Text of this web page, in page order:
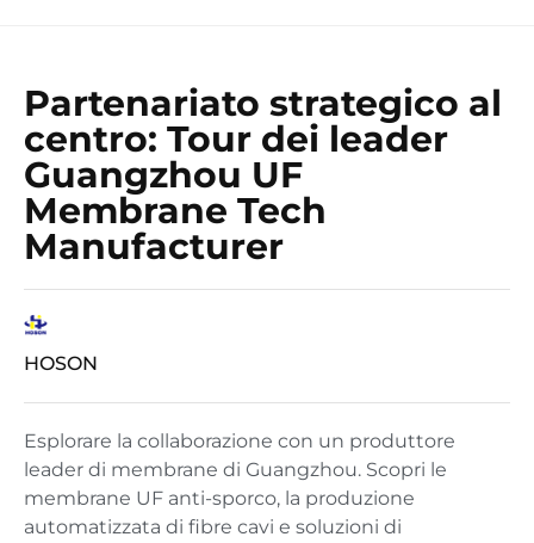
Partenariato strategico al
centro: Tour dei leader
Guangzhou UF
Membrane Tech
Manufacturer
HOSON
Esplorare la collaborazione con un produttore
leader di membrane di Guangzhou. Scopri le
membrane UF anti-sporco, la produzione
automatizzata di fibre cavi e soluzioni di